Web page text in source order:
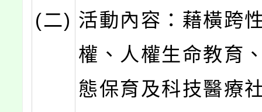
(二) 活動內容：藉橫跨
權、人權生命教育
態保育及科技醫療